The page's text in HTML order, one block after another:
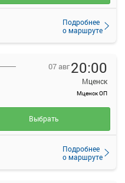
Подробнее
о маршруте
07 авг20:00
Мценск
Мценск ОП
Подробнее
о маршруте
Выбрать